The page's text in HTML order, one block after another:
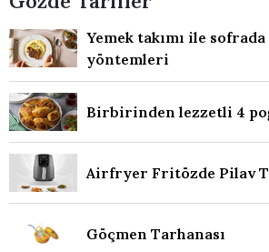
Yemek takımı ile sofrada
yöntemleri
Birbirinden lezzetli 4
Airfryer Fritözde Pilav
Göçmen Tarhanası